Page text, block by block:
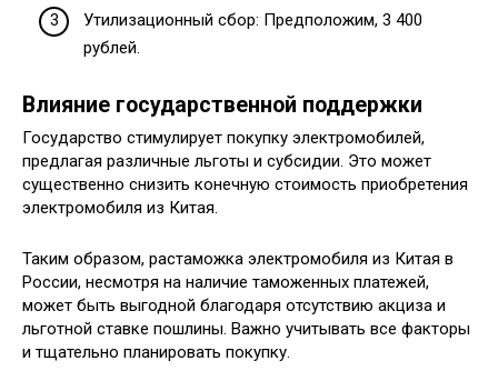
Утилизационный сбор: Предположим, 3 400
рублей.
Влияние государственной поддержки
Государство стимулирует покупку электромобилей,
предлагая различные льготы и субсидии. Это может
существенно снизить конечную стоимость приобретения
электромобиля из Китая.
Таким образом, растаможка электромобиля из Китая в
России, несмотря на наличие таможенных платежей,
может быть выгодной благодаря отсутствию акциза и
льготной ставке пошлины. Важно учитывать все факторы
и тщательно планировать покупку.